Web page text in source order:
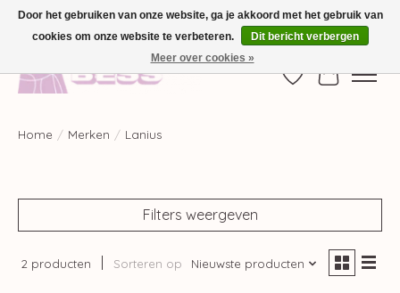
GRATIS VERZENDING VANAF €100,-
Verlanglijst
Home / Merken / Lanius
Filters weergeven
2 producten Sorteren op Nieuwste producten
Door het gebruiken van onze website, ga je akkoord met het gebruik van
cookies om onze website te verbeteren.
Dit bericht verbergen
Meer over cookies »